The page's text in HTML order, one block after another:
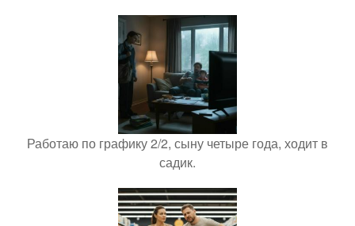
Работаю по графику 2/2, сыну четыре года, ходит в
садик.